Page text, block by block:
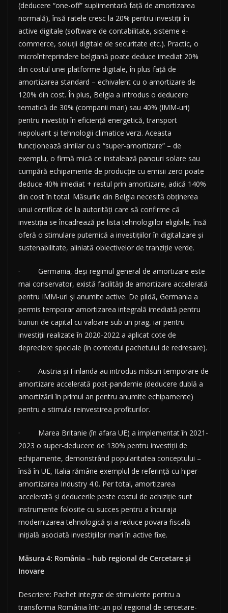
(deducere “one-off” suplimentară față de amortizarea
normală), însă ratele cresc la 20% pentru investiții în
active digitale (software de contabilitate, sisteme e-
commerce, soluții digitale de securitate etc.). Practic, o
microîntreprindere belgiană poate deduce imediat 20%
din costul unei platforme digitale, în plus față de
amortizarea standard – echivalent cu o amortizare de
120% din cost. În plus, Belgia a introdus o deducere
tematică de 30% (companii mari) sau 40% (IMM-uri)
pentru investiții în eficiență energetică, transport
nepoluant și tehnologii climatice verzi. Aceasta
funcționează similar cu o “super-amortizare” – de
exemplu, o firmă mică ce instalează panouri solare sau
cumpără echipamente de producție cu emisii zero poate
deduce 40% imediat + restul prin amortizare, adică 140%
din cost în total. Măsurile din Belgia necesită obținerea
unui certificat de la autorități care să confirme că
investiția se încadrează pe lista tehnologiilor eligibile, însă
oferă o stimulare puternică a investițiilor în digitalizare și
sustenabilitate, aliniată obiectivelor de tranziție verde.
· Germania, deși regimul general de amortizare este
mai conservator, există facilități de amortizare accelerată
pentru IMM-uri și anumite active. De pildă, Germania a
permis temporar amortizarea integrală imediată pentru
bunuri de capital cu valoare sub un prag, iar pentru
investiții realizate în 2020-2022 a aplicat cote de
depreciere speciale (în contextul pachetului de redresare).
· Austria și Finlanda au introdus măsuri temporare de
amortizare accelerată post-pandemie (deducere dublă a
amortizării în primul an pentru anumite echipamente)
pentru a stimula reinvestirea profiturilor.
· Marea Britanie (în afara UE) a implementat în 2021-
2023 o super-deducere de 130% pentru investiții de
echipamente, demonstrând popularitatea conceptului –
însă în UE, Italia rămâne exemplul de referință cu hiper-
amortizarea Industry 4.0. Per total, amortizarea
accelerată și deducerile peste costul de achiziție sunt
instrumente folosite cu succes pentru a încuraja
modernizarea tehnologică și a reduce povara fiscală
inițială asociată investițiilor mari în active fixe.
Măsura 4: România – hub regional de Cercetare și
Inovare
Descriere: Pachet integrat de stimulente pentru a
transforma România într-un pol regional de cercetare-